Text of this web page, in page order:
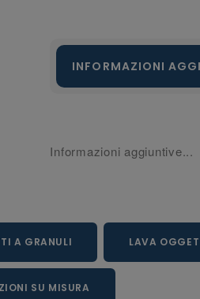
INFORMAZIONI
Informazioni aggiuntive...
A GRANULI LAVA
SU MISURA